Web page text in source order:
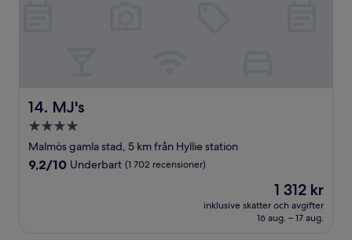
14. MJ's
MJ's
4.0-
stjärnigt
boende
Malmös gamla stad, 5 km från Hyllie station
9.2
9,2/10 Underbart (1 702 recensioner)
Priset
är
1 312 kr
1 312 kr
inklusive skatter och avgifter
16 aug. – 17 aug.